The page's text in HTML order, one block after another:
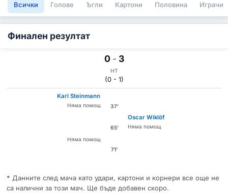
Всички Голове Ъгли Картони Половина Играчи
Финален резултат
0 - 3
HT
(0 - 1)
Karl Steinmann
Няма помощ 37'
65'
Oscar Wiklöf
Няма помощ
Няма помощ
71'
* Данните след мача като удари, картони и корнери все още не
са налични за този мач. Ще бъде добавен скоро.